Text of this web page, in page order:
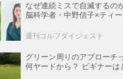
なぜ連続ミスで自滅するの
脳科学者・中野信子×ティー
攻略法
週刊ゴルフダイジェスト
グリーン周りのアプローチ
何ヤードから？ ビギナーは